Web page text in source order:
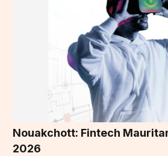
Nouakchott: Fintech
2026